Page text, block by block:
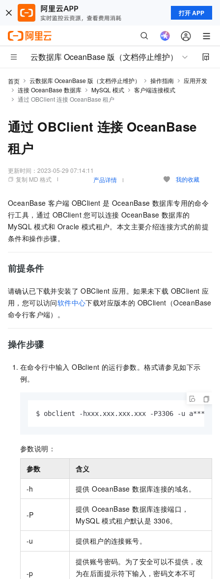
打开 APP
云数据库 OceanBase 版（文档停止维护）
首页 云数据库 OceanBase 版（文档停止维护） 操作指南
应用开发
连接 OceanBase 数据库
MySQL 模式
客户端连接模式
通过 OBClient 连接 OceanBase 租户
通过 OBClient 连接 OceanBase
租户
更新时间： 2023-05-29 07:14:11
复制 MD 格式
产品详情 我的收藏
OceanBase 客户端 OBClient 是 OceanBase 数据库专用的命令
行工具，通过 OBClient 您可以连接 OceanBase 数据库的
MySQL 模式和 Oracle 模式租户。本文主要介绍连接方式的前提
条件和操作步骤。
前提条件
请确认已下载并安装了 OBClient 应用。如果未下载 OBClient 应
用，您可以访问软件中心下载对应版本的 OBClient（OceanBase
命令行客户端）。
操作步骤
在命令行中输入 OBclient 的运行参数。格式请参见如下示
例。
$ obclient - hxxx.xxx.xxx.xxx -P3306 -u a***
参数说明：
参数 含义
-h 提供 OceanBase 数据库连接的域名。
-P
提供 OceanBase 数据库连接端口，
MySQL 模式租户默认是 3306。
-u 提供租户的连接账号。
-p
提供账号密码。为了安全可以不提供，改
为在后面提示符下输入，密码文本不可